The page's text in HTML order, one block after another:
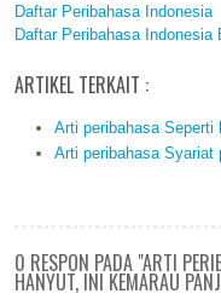
Daftar Peribahasa Indonesia
Daftar Peribahasa Indonesia
ARTIKEL TERKAIT :
Arti peribahasa Seperti
Arti peribahasa Syariat
0 RESPON PADA "ARTI
HANYUT, INI KEMARAU